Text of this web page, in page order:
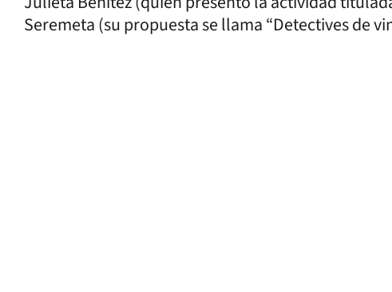
Seremeta (su propuesta se llama “Detectives de